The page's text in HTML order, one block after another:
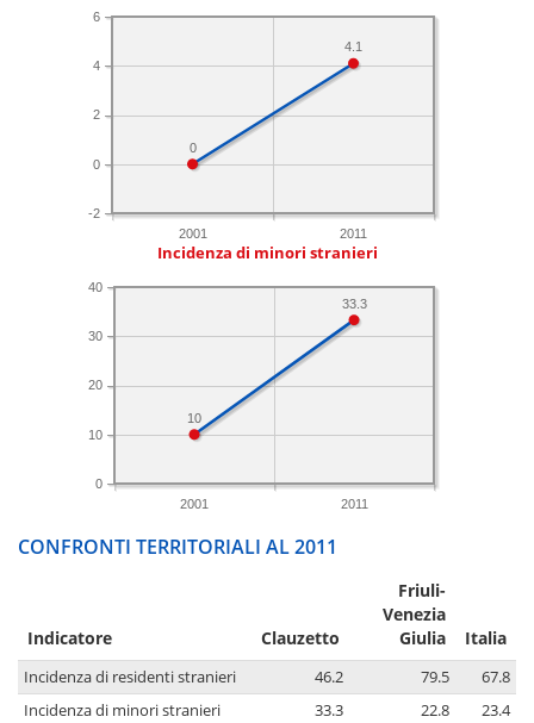
2001 2011
-2
0
2
4
6
4.1
0
Incidenza di minori stranieri
2001 2011
0
10
20
30
40
33.3
10
CONFRONTI TERRITORIALI AL 2011
Indicatore Clauzetto
Friuli-
Venezia
Giulia
Italia
Incidenza di residenti stranieri 46.2 79.5
67.8
Incidenza di minori stranieri
33.3 22.8
23.4